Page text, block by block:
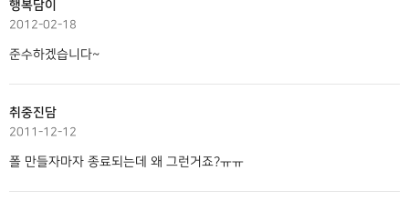
행복담이
2012-02-18
준수하겠습니다~
취중진담
2011-12-12
폴 만들자마자 종료되는데 왜 그런거죠?ㅠㅠ